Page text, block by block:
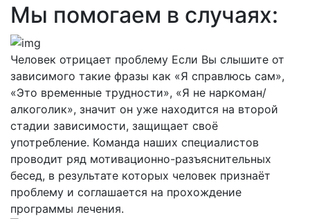
Мы помогаем в случаях:
Человек отрицает проблему Если Вы слышите от
зависимого такие фразы как «Я справлюсь сам»,
«Это временные трудности», «Я не наркоман/
алкоголик», значит он уже находится на второй
стадии зависимости, защищает своё
употребление. Команда наших специалистов
проводит ряд мотивационно-разъяснительных
бесед, в результате которых человек признаёт
проблему и соглашается на прохождение
программы лечения.